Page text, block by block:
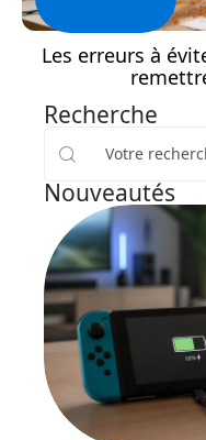
Les erreurs à
Recherche
Nouveautés